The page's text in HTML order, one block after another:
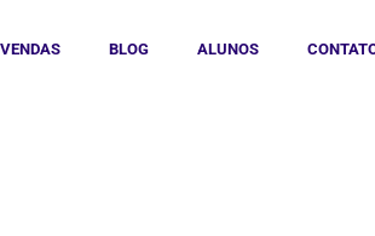
BLOG ALUNOS